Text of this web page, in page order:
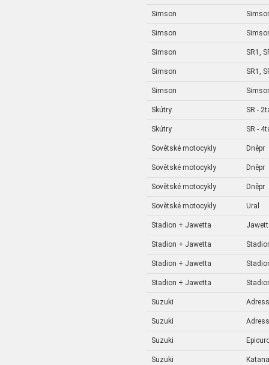
Simson
Simson
Simson SR1,
Simson SR1,
Simson
Skútry SR -
Skútry SR -
Sovětské motocykly Dněpr
Sovětské motocykly Dněpr
Sovětské motocykly Dněpr
Sovětské motocykly Ural
Stadion + Jawetta
Stadion + Jawetta
Stadion + Jawetta
Stadion + Jawetta
Suzuki Adress
Suzuki Adress
Suzuki
Suzuki Katana